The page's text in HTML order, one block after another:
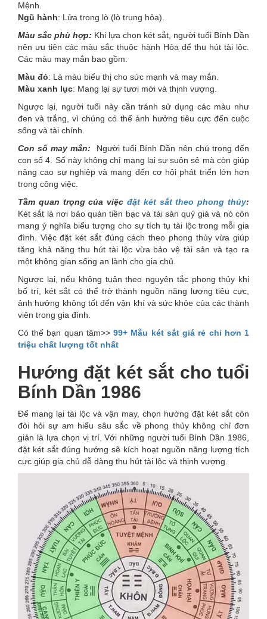
Mệnh.
Ngũ hành: Lửa trong lò (lò trung hỏa).
Màu sắc phù hợp: Khi lựa chọn két sắt, người tuổi Bính Dần
nên ưu tiên các màu sắc thuộc hành Hỏa để thu hút tài lộc.
Các màu may mắn bao gồm:
Màu đỏ: Là màu biểu thị cho sức mạnh và may mắn.
Màu xanh lục: Mang lại sự tươi mới và thịnh vượng.
Ngược lại, người tuổi này cần tránh sử dụng các màu như
đen và trắng, vì chúng có thể ảnh hưởng tiêu cực đến cuộc
sống và tài chính.
Con số may mắn:
Người tuổi Bính Dần nên chú trọng đến
con số 4. Số này không chỉ mang lại sự suôn sẻ mà còn giúp
nâng cao sự nghiệp và mang đến cơ hội phát triển lớn hơn
trong công việc.
Tầm quan trọng của việc đặt két sắt theo phong thủy:
Két sắt là nơi bảo quản tiền bạc và tài sản quý giá và nó còn
mang ý nghĩa biểu tượng cho sự tích tụ tài lộc trong mỗi gia
đình. Việc đặt két sắt đúng cách theo phong thủy vừa giúp
tăng khả năng thu hút tài lộc vừa bảo vệ tài sản và tạo ra
một không gian sống an lành cho gia chủ.
Ngược lại, nếu không tuân theo nguyên tắc phong thủy khi
bố trí, két sắt có thể trở thành nguồn năng lượng tiêu cực,
ảnh hưởng không tốt đến vận khí và sức khỏe của các thành
viên trong gia đình.
Có thể bạn quan tâm>>99+ Mẫu két sắt giá rẻ chỉ hơn 1
triệu chất lượng tốt nhất
Hướng đặt két sắt cho tuổi
Bính Dần 1986
Để mang lại tài lộc và vận may, chọn hướng đặt két sắt còn
đòi hỏi sự am hiểu sâu sắc về phong thủy không chỉ đơn
giản là lựa chọn vị trí. Với những người tuổi Bính Dần 1986,
đặt két sắt đúng hướng sẽ kích hoạt nguồn năng lượng tích
cực giúp gia chủ dễ dàng thu hút tài lộc và thịnh vượng.